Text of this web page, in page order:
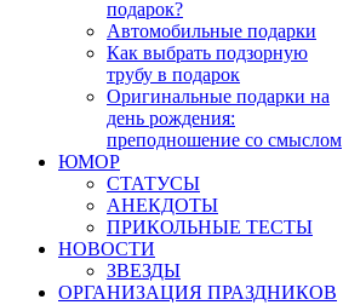
подарок?
Автомобильные подарки
Как выбрать подзорную
трубу в подарок
Оригинальные подарки на
день рождения:
преподношение со смыслом
ЮМОР
СТАТУСЫ
АНЕКДОТЫ
ПРИКОЛЬНЫЕ ТЕСТЫ
НОВОСТИ
ЗВЕЗДЫ
ОРГАНИЗАЦИЯ ПРАЗДНИКОВ